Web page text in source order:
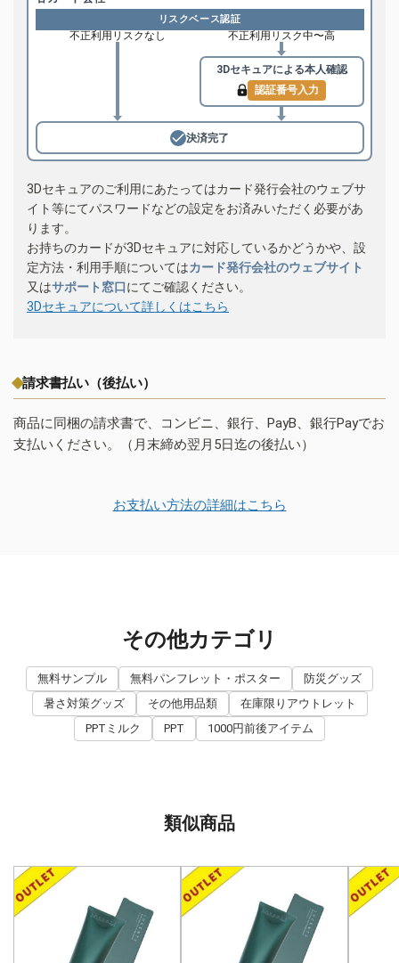
リスクベース認証
不正利用リスクなし 不正利用リスク中〜高
3Dセキュアによる本人確認
認証番号入力
決済完了
3Dセキュアのご利用にあたってはカード発行会社のウェブサ
イト等にてパスワードなどの設定をお済みいただく必要があ
ります。
お持ちのカードが3Dセキュアに対応しているかどうかや、設
定方法・利用手順についてはカード発行会社のウェブサイト
又はサポート窓口にてご確認ください。
3Dセキュアについて詳しくはこちら
請求書払い（後払い）
商品に同梱の請求書で、コンビニ、銀行、PayB、銀行Payでお
支払いください。（月末締め翌月5日迄の後払い）
お支払い方法の詳細はこちら
その他カテゴリ
無料サンプル 無料パンフレット・ポスター
防災グッズ
暑さ対策グッズ
その他用品類
在庫限りアウトレット
PPTミルク
PPT 1000円前後アイテム
類似商品